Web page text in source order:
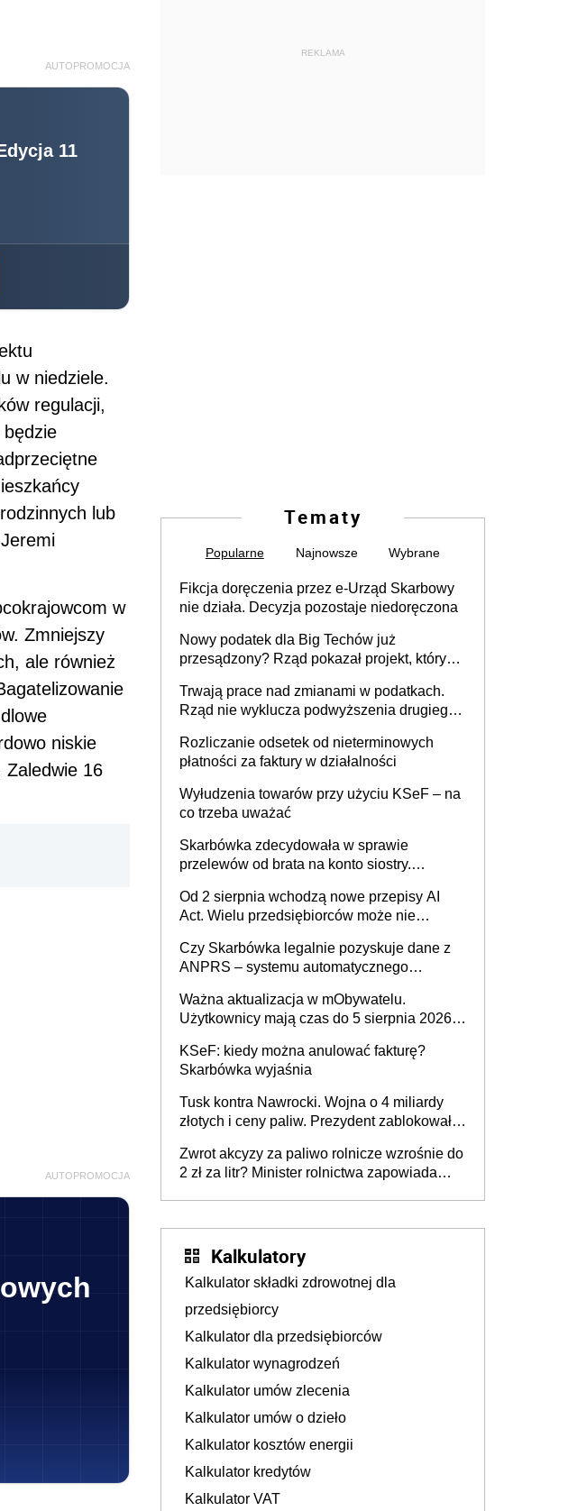
AUTOPROMOCJA
11
w niedziele.
regulacji,
będzie
lub
w
Zmniejszy
ale również
niskie
Zaledwie 16
AUTOPROMOCJA
REKLAMA
Tematy
Popularne Najnowsze Wybrane
Fikcja doręczenia przez e-Urząd Skarbowy
nie działa. Decyzja pozostaje niedoręczona
Nowy podatek dla Big Techów już
przesądzony? Rząd pokazał projekt, który
Trwają prace nad zmianami w podatkach.
Rząd nie wyklucza podwyższenia drugiego
Rozliczanie odsetek od nieterminowych
płatności za faktury w działalności
Wyłudzenia towarów przy użyciu KSeF – na
co trzeba uważać
Skarbówka zdecydowała w sprawie
przelewów od brata na konto siostry.
darowizna, ale podatku jednak nie będzie
Od 2 sierpnia wchodzą nowe przepisy AI
Act. Wielu przedsiębiorców może nie
Czy Skarbówka legalnie pozyskuje dane z
ANPRS – systemu automatycznego
pojazdów z kamer drogowych?
Ważna aktualizacja w mObywatelu.
Użytkownicy mają czas do 5 sierpnia 2026
KSeF: kiedy można anulować fakturę?
Skarbówka wyjaśnia
Tusk kontra Nawrocki. Wojna o 4 miliardy
złotych i ceny paliw. Prezydent zablokował
wymierzonym we wszystkich polskich
kierowców”
Zwrot akcyzy za paliwo rolnicze wzrośnie do
2 zł za litr? Minister rolnictwa zapowiada
Kalkulatory
Kalkulator składki zdrowotnej dla
przedsiębiorcy
Kalkulator dla przedsiębiorców
Kalkulator wynagrodzeń
Kalkulator umów zlecenia
Kalkulator umów o dzieło
Kalkulator kosztów energii
Kalkulator kredytów
Kalkulator VAT